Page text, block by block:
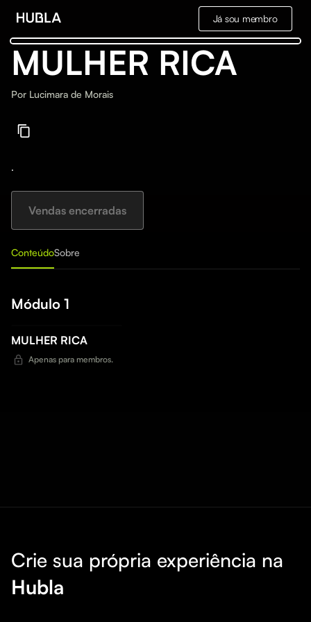
Já sou membro
MULHER RICA
Por Lucimara de Morais
.
Vendas encerradas
ConteúdoSobre
Módulo 1
MULHER RICA
Apenas para membros.
Crie sua própria experiência na
Hubla